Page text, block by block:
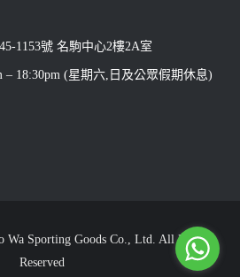
1153號 名駒中心2樓2A室
– 18:30pm (星期六,日及公眾假期休息)
Sporting Goods Co., Ltd. All Rights
Reserved